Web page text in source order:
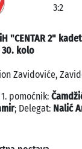
3:2
"CENTAR 2"
30. kolo
Zavidoviće,
pomoćnik:
; Delegat: Nalić